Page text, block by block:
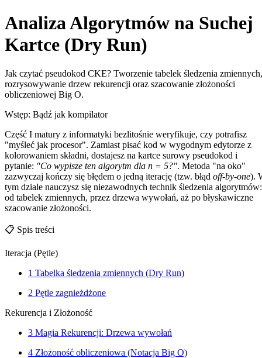
Analiza Algorytmów na Suchej
Kartce (Dry Run)
Jak czytać pseudokod CKE? Tworzenie tabelek śledzenia zmiennych,
rozrysowywanie drzew rekurencji oraz szacowanie złożoności
obliczeniowej Big O.
Wstęp: Bądź jak kompilator
Część I matury z informatyki bezlitośnie weryfikuje, czy potrafisz
"myśleć jak procesor". Zamiast pisać kod w wygodnym edytorze z
kolorowaniem składni, dostajesz na kartce surowy pseudokod i
pytanie: "Co wypisze ten algorytm dla n = 5?". Metoda "na oko"
zazwyczaj kończy się błędem o jedną iterację (tzw. błąd off-by-one).
tym dziale nauczysz się niezawodnych technik śledzenia algorytmów:
od tabelek zmiennych, przez drzewa wywołań, aż po błyskawiczne
szacowanie złożoności.
📋 Spis treści
Iteracja (Pętle)
1 Tabelka śledzenia zmiennych (Dry Run)
2 Pętle zagnieżdżone
Rekurencja i Złożoność
3 Magia Rekurencji: Drzewa wywołań
4 Złożoność obliczeniowa (Notacja Big O)